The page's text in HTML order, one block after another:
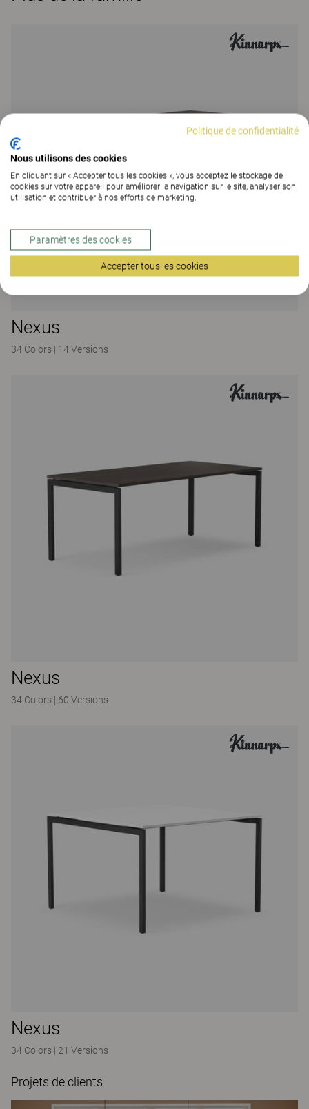
Nexus
34 Colors | 14 Versions
Nexus
34 Colors | 60 Versions
Nexus
34 Colors | 21 Versions
Projets de clients
Politique de confidentialité
Nous utilisons des cookies
En cliquant sur « Accepter tous les cookies », vous acceptez le stockage de
cookies sur votre appareil pour améliorer la navigation sur le site, analyser son
utilisation et contribuer à nos efforts de marketing.
Paramètres des cookies
Accepter tous les cookies